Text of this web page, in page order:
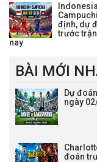
định, dự
trước
nay
BÀI MỚI
Dự
ngày
đoán